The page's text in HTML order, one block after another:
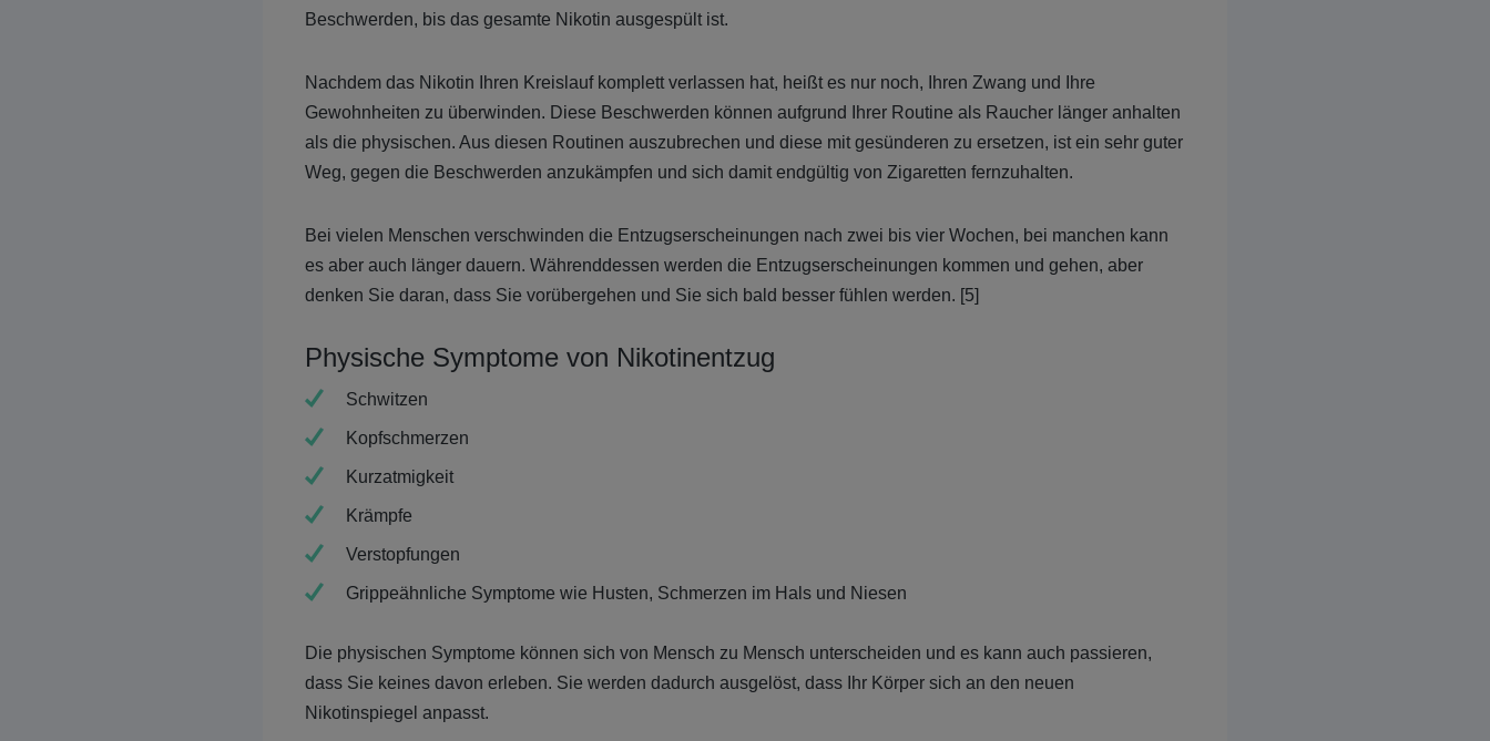
Beschwerden, bis das gesamte Nikotin ausgespült ist.
Nachdem das Nikotin Ihren Kreislauf komplett verlassen hat, heißt es nur noch, Ihren Zwang und Ihre
Gewohnheiten zu überwinden. Diese Beschwerden können aufgrund Ihrer Routine als Raucher länger anhalten
als die physischen. Aus diesen Routinen auszubrechen und diese mit gesünderen zu ersetzen, ist ein sehr guter
Weg, gegen die Beschwerden anzukämpfen und sich damit endgültig von Zigaretten fernzuhalten.
Bei vielen Menschen verschwinden die Entzugserscheinungen nach zwei bis vier Wochen, bei manchen kann
es aber auch länger dauern. Währenddessen werden die Entzugserscheinungen kommen und gehen, aber
denken Sie daran, dass Sie vorübergehen und Sie sich bald besser fühlen werden. [5]
Physische Symptome von Nikotinentzug
Schwitzen
Kopfschmerzen
Kurzatmigkeit
Krämpfe
Verstopfungen
Grippeähnliche Symptome wie Husten, Schmerzen im Hals und Niesen
Die physischen Symptome können sich von Mensch zu Mensch unterscheiden und es kann auch passieren,
dass Sie keines davon erleben. Sie werden dadurch ausgelöst, dass Ihr Körper sich an den neuen
Nikotinspiegel anpasst.